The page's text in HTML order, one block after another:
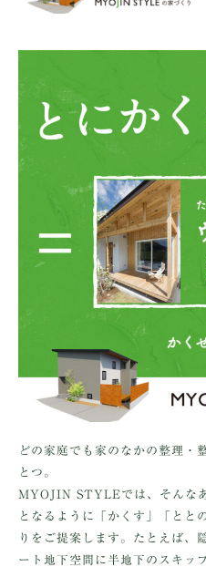
どの家庭でも家のなかの整理・
とつ。
MYOJIN STYLEでは、そんな
となるように「かくす」「とと
りをご提案します。たとえば、
ート地下空間に半地下のスキッ